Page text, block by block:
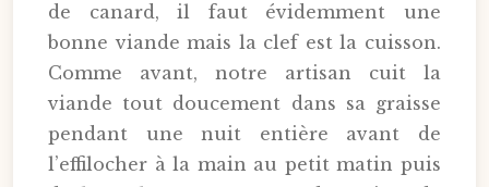
de canard, il faut évidemment une
bonne viande mais la clef est la cuisson.
Comme avant, notre artisan cuit la
viande tout doucement dans sa graisse
pendant une nuit entière avant de
l’effilocher à la main au petit matin puis